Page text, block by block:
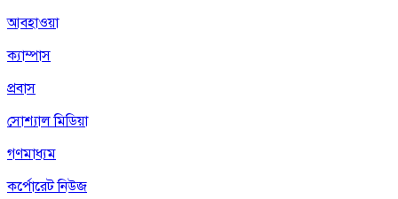
আবহাওয়া
ক্যাম্পাস
প্রবাস
সোশ্যাল মিডিয়া
গণমাধ্যম
কর্পোরেট নিউজ